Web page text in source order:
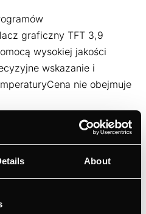
About
graficzny TFT 3,9
wysokiej jakości
wskazanie i
nie obejmuje
generator
do stopniaCena nie